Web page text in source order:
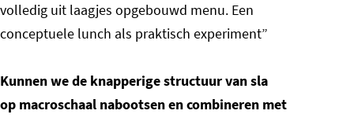
volledig uit laagjes opgebouwd menu. Een
conceptuele lunch als praktisch experiment”
Kunnen we de knapperige structuur van sla
op macroschaal nabootsen en combineren met